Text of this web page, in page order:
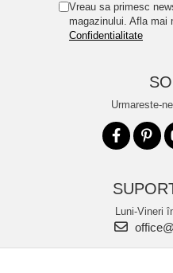
Vreau sa primesc
magazinului. Afla mai
Confidentialitate
Urmareste-
Luni-Vineri